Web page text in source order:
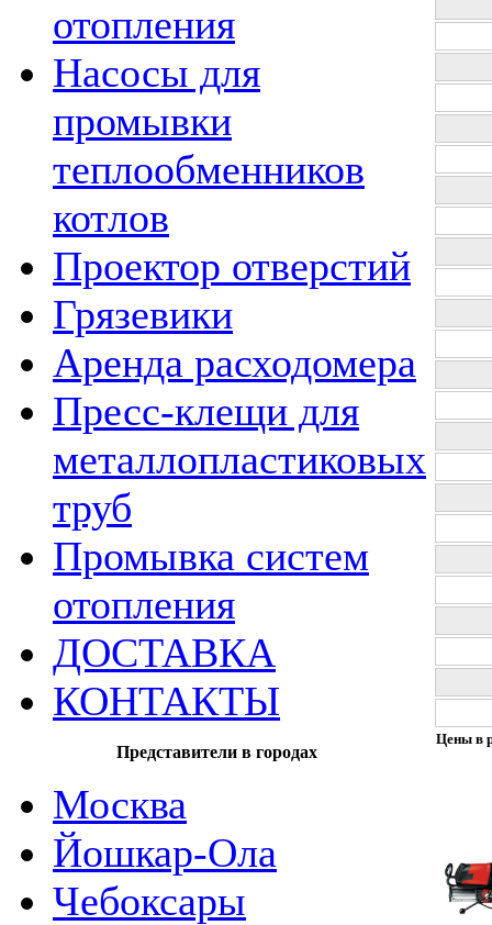
отопления
Насосы для
промывки
теплообменников
котлов
Проектор отверстий
Грязевики
Аренда расходомера
Пресс-клещи для
металлопластиковых
труб
Промывка систем
отопления
ДОСТАВКА
КОНТАКТЫ
Представители в городах
Москва
Йошкар-Ола
Чебоксары
Цены в